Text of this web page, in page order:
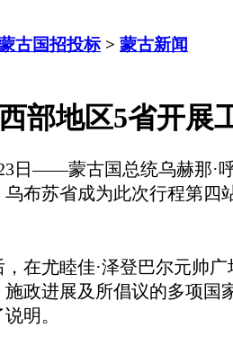
古国招投标> 蒙古新闻
部地区5省开展
日——蒙古国总统乌赫那·
布苏省成为此次行程第四
在尤睦佳·泽登巴尔元帅
政进展及所倡议的多项
明。